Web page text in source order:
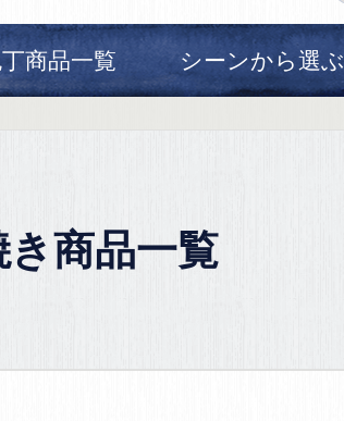
商品一覧 シーンから選ぶ
き商品一覧